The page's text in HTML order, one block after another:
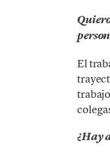
El
¿Hay